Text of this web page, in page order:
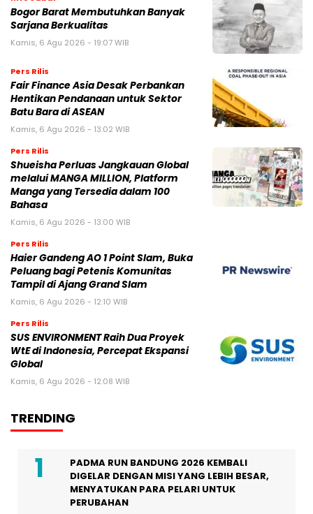
Bogor Barat Membutuhkan Banyak
Sarjana Berkualitas
Kamis, 6 Agu 2026 - 19:07 WIB
Pers Rilis
Fair Finance Asia Desak Perbankan
Hentikan Pendanaan untuk Sektor
Batu Bara di ASEAN
Kamis, 6 Agu 2026 - 13:02 WIB
Pers Rilis
Shueisha Perluas Jangkauan Global
melalui MANGA MILLION, Platform
Manga yang Tersedia dalam 100
Bahasa
Kamis, 6 Agu 2026 - 13:00 WIB
Pers Rilis
Haier Gandeng AO 1 Point Slam, Buka
Peluang bagi Petenis Komunitas
Tampil di Ajang Grand Slam
Kamis, 6 Agu 2026 - 12:10 WIB
Pers Rilis
SUS ENVIRONMENT Raih Dua Proyek
WtE di Indonesia, Percepat Ekspansi
Global
Kamis, 6 Agu 2026 - 12:08 WIB
TRENDING
PADMA RUN BANDUNG 2026 KEMBALI
DIGELAR DENGAN MISI YANG LEBIH BESAR,
MENYATUKAN PARA PELARI UNTUK
PERUBAHAN